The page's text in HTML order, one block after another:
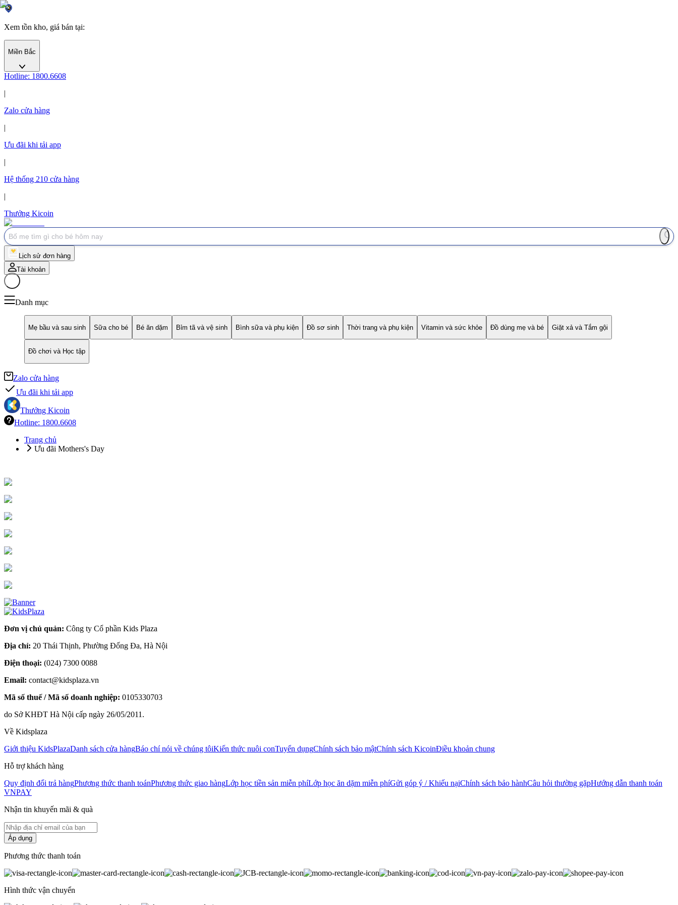
Xem tồn kho, giá bán tại:
Miền Bắc
Hotline: 1800.6608
|
Zalo cửa hàng
|
Ưu đãi khi tải app
|
Hệ thống 210 cửa hàng
|
Thưởng Kicoin
Lịch sử đơn hàng
Tài khoản
Giỏ hàng
Danh mục
Mẹ bầu và sau sinh Sữa cho bé Bé ăn dặm Bỉm tã và vệ sinh Bình sữa và phụ kiện Đồ sơ sinh Thời trang và phụ kiện Vitamin và sức khỏe Đồ dùng mẹ và bé Giặt xả và Tắm gội
Đồ chơi và Học tập
Zalo cửa hàng
Ưu đãi khi tải app
Thưởng Kicoin
Hotline: 1800.6608
Ưu đãi Mothers's Day
Trang chủ
Ưu đãi Mothers's Day
Đơn vị chủ quản: Công ty Cổ phần Kids Plaza
Địa chỉ: 20 Thái Thịnh, Phường Đống Đa, Hà Nội
Điện thoại: (024) 7300 0088
Email: contact@kidsplaza.vn
Mã số thuế / Mã số doanh nghiệp: 0105330703
do Sở KHĐT Hà Nội cấp ngày 26/05/2011.
Về Kidsplaza
Giới thiệu KidsPlazaDanh sách cửa hàngBáo chí nói về chúng tôiKiến thức nuôi conTuyển dụngChính sách bảo mậtChính sách KicoinĐiều khoản chung
Hỗ trợ khách hàng
Quy định đổi trả hàngPhương thức thanh toánPhương thức giao hàngLớp học tiền sản miễn phíLớp học ăn dặm miễn phíGửi góp ý / Khiếu nạiChính sách bảo hànhCâu hỏi thường gặpHướng dẫn thanh toán
VNPAY
Nhận tin khuyến mãi & quà
Áp dụng
Phương thức thanh toán
Hình thức vận chuyển